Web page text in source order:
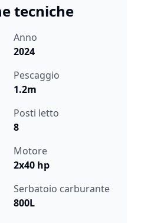
tecniche
Anno
2024
Pescaggio
1.2m
Posti letto
8
Motore
2x40 hp
Serbatoio carburante
800L